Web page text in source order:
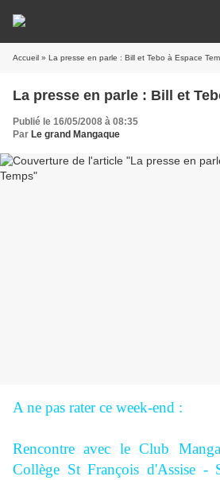
Accueil » La presse en parle : Bill et Tebo à Espace
La presse en parle : Bill et
Publié le 16/05/2008 à 08:35
Par Le grand Mangaque
A ne pas rater ce week-end :
Rencontre avec le Club
Collège St François d'Assise -